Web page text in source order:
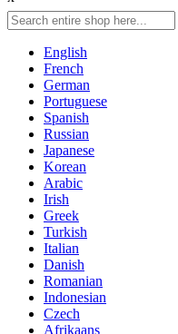
English
French
German
Portuguese
Spanish
Russian
Japanese
Korean
Arabic
Irish
Greek
Turkish
Italian
Danish
Romanian
Indonesian
Czech
Afrikaans